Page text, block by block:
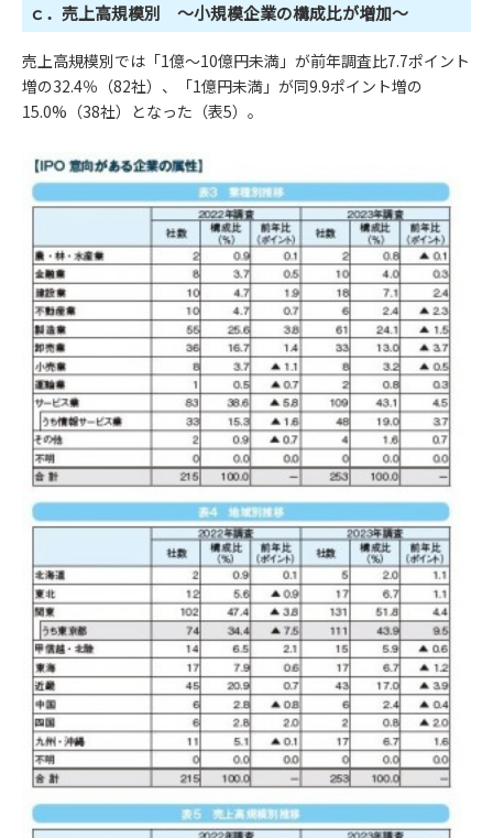
ｃ．売上高規模別 ～小規模企業の構成比が増加～
売上高規模別では「1億～10億円未満」が前年調査比7.7ポイント
増の32.4％（82社）、「1億円未満」が同9.9ポイント増の
15.0%（38社）となった（表5）。